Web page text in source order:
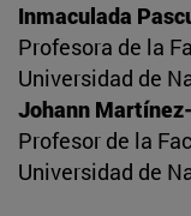
Inmaculada
Profesora de la
Universidad de
Johann
Profesor de la
Universidad de